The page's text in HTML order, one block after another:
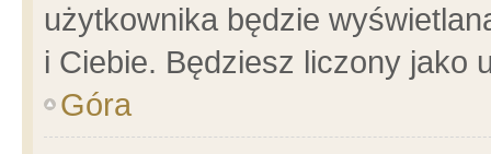
użytkownika będzie
i Ciebie. Będziesz liczony jako
Góra